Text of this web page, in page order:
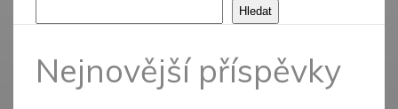
Hledat
Nejnovější příspěvky